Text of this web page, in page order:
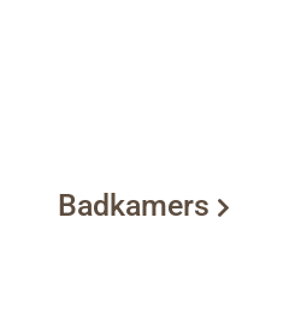
Badkamers